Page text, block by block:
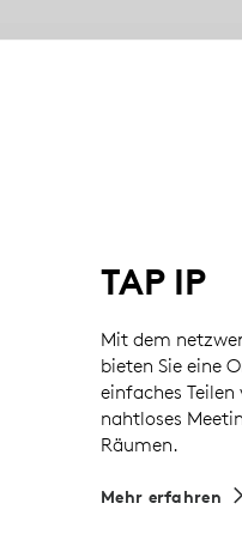
TAP IP
Mit dem
bieten Sie eine
einfaches
nahtloses
Räumen.
Mehr erfahren